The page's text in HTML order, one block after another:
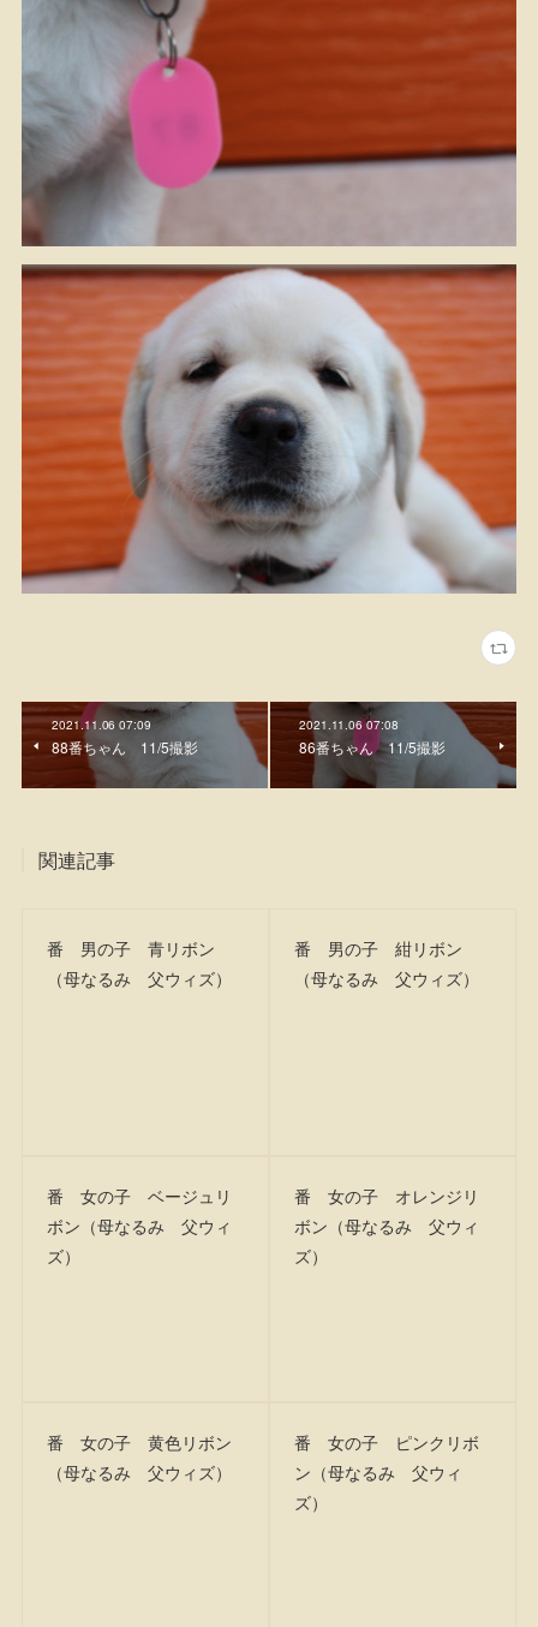
2021.11.06 07:09
88番ちゃん 11/5撮影
2021.11.06 07:08
86番ちゃん 11/5撮影
関連記事
番 男の子 青リボン
（母なるみ 父ウィズ）
番 男の子 紺リボン
（母なるみ 父ウィズ）
番 女の子 ベージュリ
ボン（母なるみ 父ウィ
ズ）
番 女の子 オレンジリ
ボン（母なるみ 父ウィ
ズ）
番 女の子 黄色リボン
（母なるみ 父ウィズ）
番 女の子 ピンクリボ
ン（母なるみ 父ウィ
ズ）